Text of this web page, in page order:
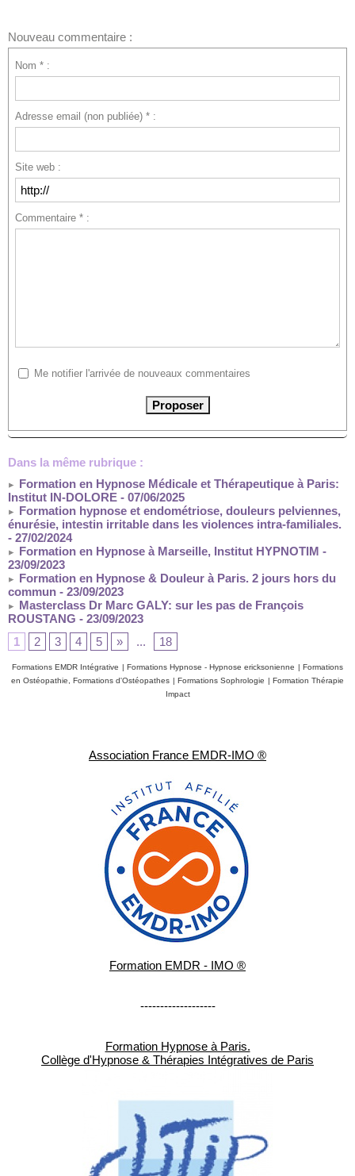
Association France EMDR-IMO ®
Formation EMDR - IMO ®
-------------------
Formation Hypnose à Paris.
Collège d'Hypnose & Thérapies Intégratives de Paris
Nouveau commentaire :
Nom * :
Adresse email (non publiée) * :
Site web :
Commentaire * :
Me notifier l'arrivée de nouveaux commentaires
Dans la même rubrique :
Formation en Hypnose Médicale et Thérapeutique à Paris:
Institut IN-DOLORE - 07/06/2025
Formation hypnose et endométriose, douleurs pelviennes,
énurésie, intestin irritable dans les violences intra-familiales.
- 27/02/2024
Formation en Hypnose à Marseille, Institut HYPNOTIM -
23/09/2023
Formation en Hypnose & Douleur à Paris. 2 jours hors du
commun - 23/09/2023
Masterclass Dr Marc GALY: sur les pas de François
ROUSTANG - 23/09/2023
1
2 3 4 5 » ... 18
Formations EMDR Intégrative | Formations Hypnose - Hypnose ericksonienne | Formations
en Ostéopathie, Formations d'Ostéopathes | Formations Sophrologie | Formation Thérapie
Impact